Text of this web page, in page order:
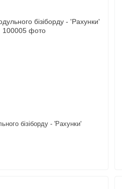
бізіборду - 'Рахунки'